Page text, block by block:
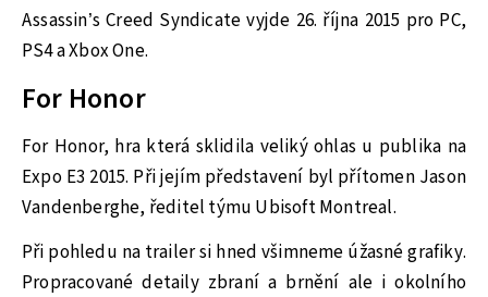
Assassin’s Creed Syndicate vyjde 26. října 2015 pro PC,
PS4 a Xbox One.
For Honor
For Honor, hra která sklidila veliký ohlas u publika na
Expo E3 2015. Při jejím představení byl přítomen Jason
Vandenberghe, ředitel týmu Ubisoft Montreal.
Při pohledu na trailer si hned všimneme úžasné grafiky.
Propracované detaily zbraní a brnění ale i okolního